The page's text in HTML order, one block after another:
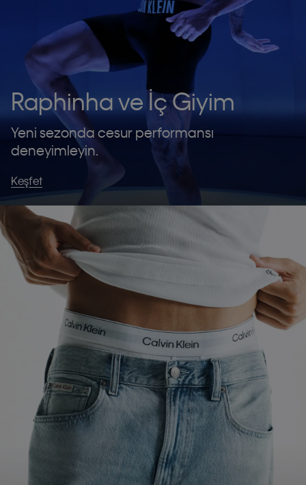
Raphinha ve İç Giyim
Yeni sezonda cesur performansı
deneyimleyin.
Keşfet